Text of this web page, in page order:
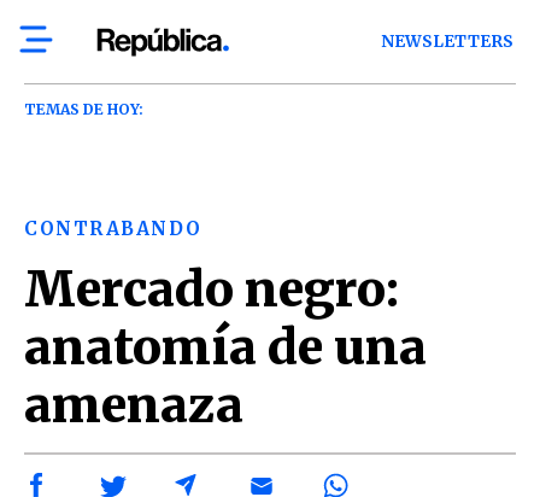
NEWSLETTERS
TEMAS DE HOY:
CONTRABANDO
Mercado negro:
anatomía de una
amenaza